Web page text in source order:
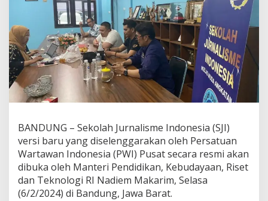
:
M
e
n
t
e
r
n
d
i
d
k
a
BANDUNG – Sekolah Jurnalisme Indonesia (SJI)
versi baru yang diselenggarakan oleh Persatuan
Wartawan Indonesia (PWI) Pusat secara resmi akan
dibuka oleh Manteri Pendidikan, Kebudayaan, Riset
dan Teknologi RI Nadiem Makarim, Selasa
(6/2/2024) di Bandung, Jawa Barat.